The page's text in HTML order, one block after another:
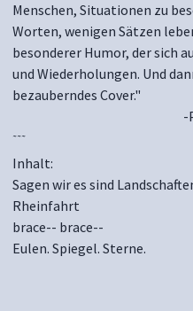
Menschen, Situationen zu
Worten, wenigen Sätzen
besonderer Humor, der sich
und Wiederholungen. Und
bezauberndes Cover."
-
~~~
Inhalt:
Sagen wir es sind
Rheinfahrt
brace-- brace--
Eulen. Spiegel. Sterne.